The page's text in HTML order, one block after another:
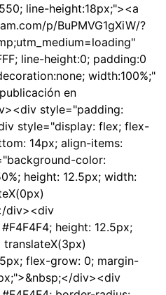
line-height:18px;"><a
p/BuPMVG1gXiW/?
line-height:0; padding:0
width:100%;"
en
style="padding:
style="display: flex; flex-
14px; align-items:
color:
height: 12.5px; width:
div><div
height: 12.5px;
flex-grow: 0; margin-
div><div